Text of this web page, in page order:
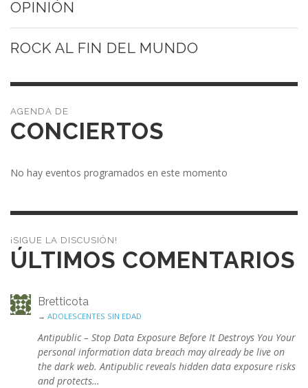
OPINIÓN
ROCK AL FIN DEL MUNDO
CONCIERTOS
No hay eventos programados en este momento
¡SIGUE LA DISCUSIÓN!
ÚLTIMOS COMENTARIOS
Bretticota
→ ADOLESCENTES SIN EDAD
Antipublic – Stop Data Exposure Before It Destroys You Your
personal information data breach may already be live on
the dark web. Antipublic reveals hidden data exposure risks
and protects…